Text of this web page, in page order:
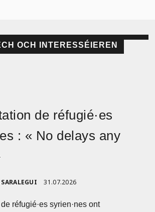
OCH INTERESSÉIEREN
de réfugié·es
: « No delays any
31.07.2026
réfugié·es syrien·nes ont